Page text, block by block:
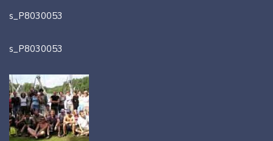
s_P8030053
s_P8030053